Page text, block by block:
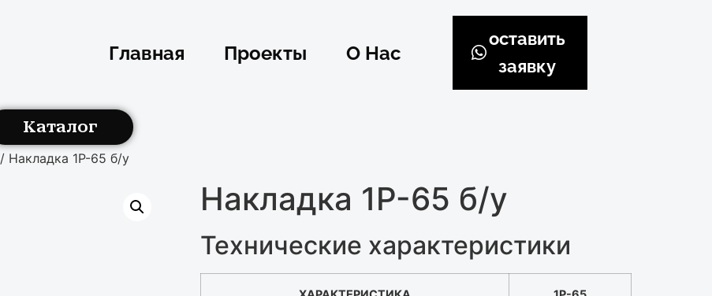
Главная Проекты О Нас
оставить
заявку
Каталог
/ Накладка 1Р-65 б/у
Накладка 1Р-65 б/у
Технические характеристики